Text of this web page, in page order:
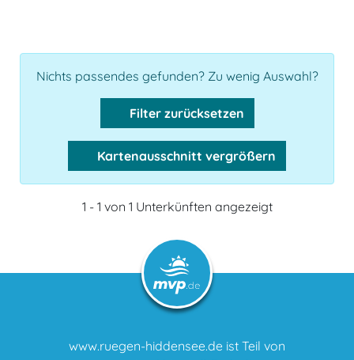
Nichts passendes gefunden? Zu wenig Auswahl?
Filter zurücksetzen
Kartenausschnitt vergrößern
1 - 1 von 1 Unterkünften angezeigt
www.ruegen-hiddensee.de ist Teil von